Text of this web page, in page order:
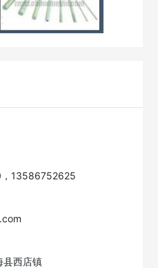
13586752625
县西店镇